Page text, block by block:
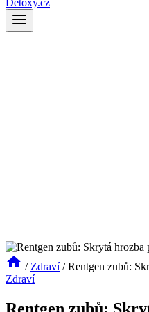
Detoxy.cz
/ Zdraví / Rentgen zubů:
Zdraví